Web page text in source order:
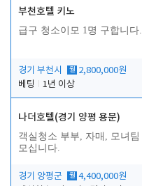
부천호텔 키노
급구 청소이모 1명 구합니다.
경기 부천시 월 2,800,000원
베팅
1년 이상
나더호텔(경기 양평 용문)
객실청소 부부, 자매, 모녀팀
모십니다.
경기 양평군 월 4,400,000원